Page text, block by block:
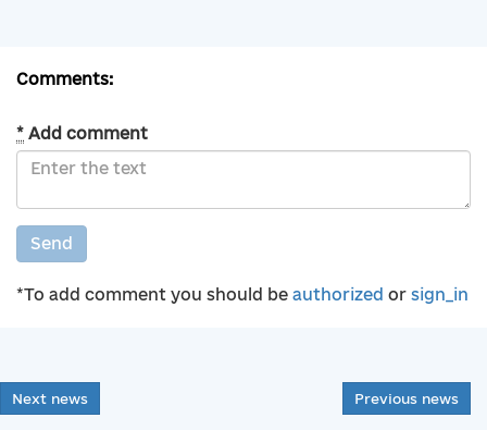
Comments:
* Add comment
Send
*To add comment you should be authorized or sign_in
Next news Previous news